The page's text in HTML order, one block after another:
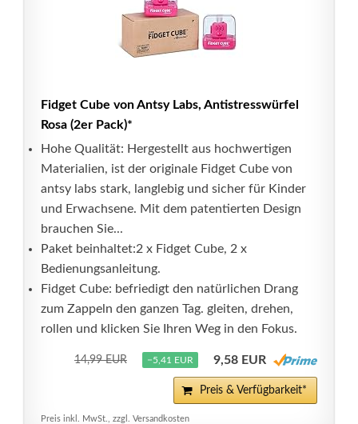
Fidget Cube von Antsy Labs, Antistresswürfel
Rosa (2er Pack)*
Hohe Qualität: Hergestellt aus hochwertigen
Materialien, ist der originale Fidget Cube von
antsy labs stark, langlebig und sicher für Kinder
und Erwachsene. Mit dem patentierten Design
brauchen Sie...
Paket beinhaltet:2 x Fidget Cube, 2 x
Bedienungsanleitung.
Fidget Cube: befriedigt den natürlichen Drang
zum Zappeln den ganzen Tag. gleiten, drehen,
rollen und klicken Sie Ihren Weg in den Fokus.
14,99 EUR −5,41 EUR 9,58 EUR
Preis & Verfügbarkeit*
Preis inkl. MwSt., zzgl. Versandkosten